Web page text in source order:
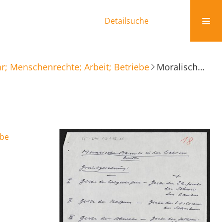
Detailsuche
Menschenrechte; Arbeit; Betriebe Moralische Akzente in der Welt von heute